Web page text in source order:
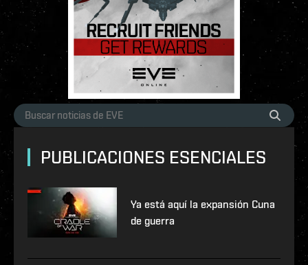
PUBLICACIONES ESENCIALES
Ya está aquí la expansión Cuna
de guerra